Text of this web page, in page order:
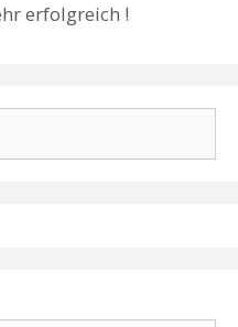
erfolgreich !